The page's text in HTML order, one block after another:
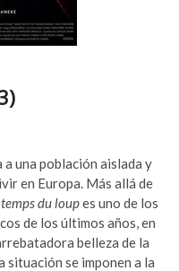
una población aislada y
en Europa. Más allá de
temps du loupes uno de los
de los últimos años, en
belleza de la
situación se imponen a la